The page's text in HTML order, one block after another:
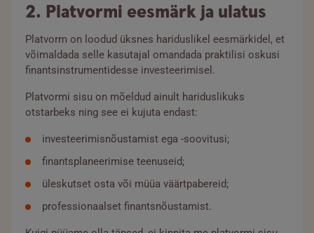
2. Platvormi eesmärk ja ulatus
Platvorm on loodud üksnes hariduslikel eesmärkidel, et
võimaldada selle kasutajal omandada praktilisi oskusi
finantsinstrumentidesse investeerimisel.
Platvormi sisu on mõeldud ainult hariduslikuks
otstarbeks ning see ei kujuta endast:
investeerimisnõustamist ega -soovitusi;
finantsplaneerimise teenuseid;
üleskutset osta või müüa väärtpabereid;
professionaalset finantsnõustamist.